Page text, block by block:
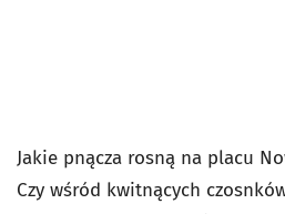
Jakie pnącza rosną na placu
Czy wśród kwitnących